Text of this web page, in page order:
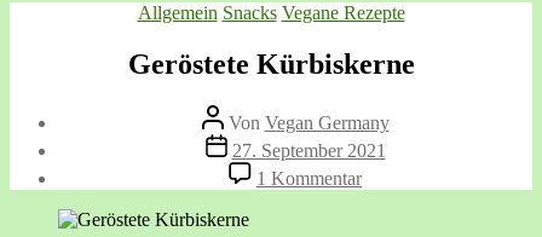
Kategorien
Allgemein Snacks Vegane Rezepte
Geröstete Kürbiskerne
Beitragsautor
Von Vegan Germany
Veröffentlichungsdatum
27. September 2021
1 Kommentarzu
Geröstete